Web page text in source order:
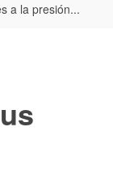
a la presión...